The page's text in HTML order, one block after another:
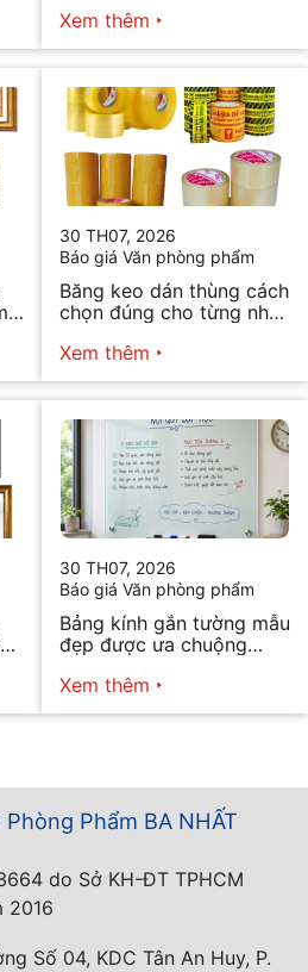
Xem thêm
30 TH07, 2026
Báo giá Văn phòng phẩm
Băng keo dán thùng cách
chọn đúng cho từng nhu
Xem thêm
30 TH07, 2026
Báo giá Văn phòng phẩm
Bảng kính gắn tường mẫu
đẹp được ưa chuộng
Xem thêm
Phẩm BA NHẤT
do Sở KH-ĐT TPHCM
2016
Số 04, KDC Tân An Huy, P.